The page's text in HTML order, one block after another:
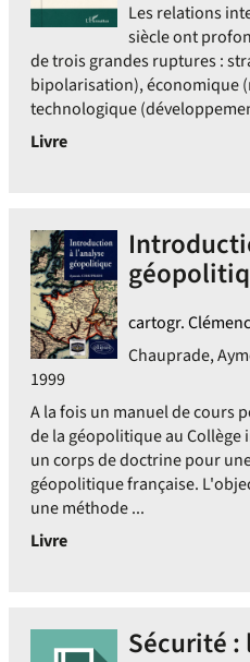
Les relations
siècle ont
de trois grandes ruptures :
bipolarisation), économique
technologique
Livre
cartogr.
Chauprade,
1999
A la fois un manuel de cours
de la géopolitique au Collège
un corps de doctrine pour
géopolitique française.
une méthode ...
Livre
Sécurité :